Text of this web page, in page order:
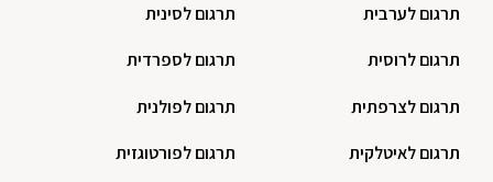
תרגום לערבית
תרגום לרוסית
תרגום לצרפתית
תרגום לאיטלקית
תרגום לסינית
תרגום לספרדית
תרגום לפולנית
תרגום לפורטוגזית